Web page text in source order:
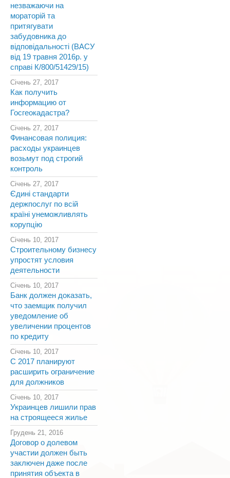
незважаючи на
мораторій та
притягувати
забудовника до
відповідальності (ВАСУ
від 19 травня 2016р. у
справі К/800/51429/15)
Січень 27, 2017
Как получить
информацию от
Госгеокадастра?
Січень 27, 2017
Финансовая полиция:
расходы украинцев
возьмут под строгий
контроль
Січень 27, 2017
Єдині стандарти
держпослуг по всій
країні унеможливлять
корупцію
Січень 10, 2017
Строительному бизнесу
упростят условия
деятельности
Січень 10, 2017
Банк должен доказать,
что заемщик получил
уведомление об
увеличении процентов
по кредиту
Січень 10, 2017
С 2017 планируют
расширить ограничение
для должников
Січень 10, 2017
Украинцев лишили прав
на строящееся жилье
Грудень 21, 2016
Договор о долевом
участии должен быть
заключен даже после
принятия объекта в